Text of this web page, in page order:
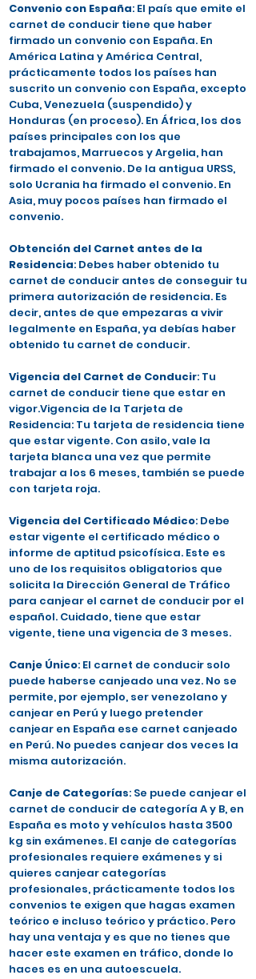
Convenio con España: El país que emite el
carnet de conducir tiene que haber
firmado un convenio con España. En
América Latina y América Central,
prácticamente todos los países han
suscrito un convenio con España, excepto
Cuba, Venezuela (suspendido) y
Honduras (en proceso). En África, los dos
países principales con los que
trabajamos, Marruecos y Argelia, han
firmado el convenio. De la antigua URSS,
solo Ucrania ha firmado el convenio. En
Asia, muy pocos países han firmado el
convenio.
Obtención del Carnet antes de la
Residencia: Debes haber obtenido tu
carnet de conducir antes de conseguir tu
primera autorización de residencia. Es
decir, antes de que empezaras a vivir
legalmente en España, ya debías haber
obtenido tu carnet de conducir.
Vigencia del Carnet de Conducir: Tu
carnet de conducir tiene que estar en
vigor.Vigencia de la Tarjeta de
Residencia: Tu tarjeta de residencia tiene
que estar vigente. Con asilo, vale la
tarjeta blanca una vez que permite
trabajar a los 6 meses, también se puede
con tarjeta roja.
Vigencia del Certificado Médico: Debe
estar vigente el certificado médico o
informe de aptitud psicofísica. Este es
uno de los requisitos obligatorios que
solicita la Dirección General de Tráfico
para canjear el carnet de conducir por el
español. Cuidado, tiene que estar
vigente, tiene una vigencia de 3 meses.
Canje Único: El carnet de conducir solo
puede haberse canjeado una vez. No se
permite, por ejemplo, ser venezolano y
canjear en Perú y luego pretender
canjear en España ese carnet canjeado
en Perú. No puedes canjear dos veces la
misma autorización.
Canje de Categorías: Se puede canjear el
carnet de conducir de categoría A y B, en
España es moto y vehículos hasta 3500
kg sin exámenes. El canje de categorías
profesionales requiere exámenes y si
quieres canjear categorías
profesionales, prácticamente todos los
convenios te exigen que hagas examen
teórico e incluso teórico y práctico. Pero
hay una ventaja y es que no tienes que
hacer este examen en tráfico, donde lo
haces es en una autoescuela.